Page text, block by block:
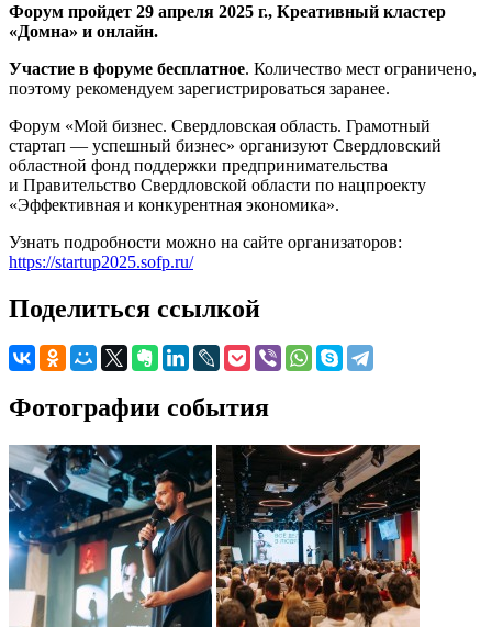
Форум пройдет 29 апреля 2025 г., Креативный кластер
«Домна» и онлайн.
Участие в форуме бесплатное. Количество мест ограничено,
поэтому рекомендуем зарегистрироваться заранее.
Форум «Мой бизнес. Свердловская область. Грамотный
стартап — успешный бизнес» организуют Свердловский
областной фонд поддержки предпринимательства
и Правительство Свердловской области по нацпроекту
«Эффективная и конкурентная экономика».
Узнать подробности можно на сайте организаторов:
https://startup2025.sofp.ru/
Поделиться ссылкой
Фотографии события